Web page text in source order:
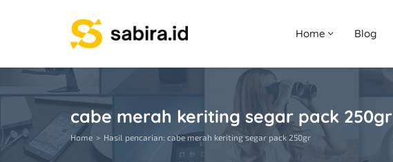
Home Blog
cabe merah keriting segar pack 250gr
Home Hasil pencarian: cabe merah keriting segar pack 250gr